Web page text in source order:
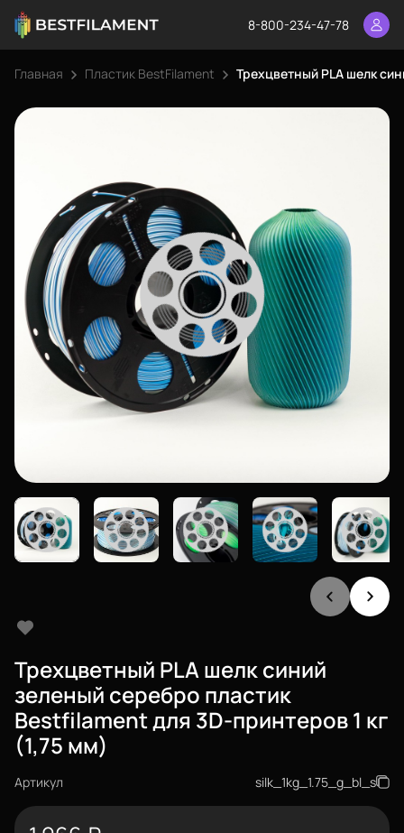
8-800-234-47-78
Главная Пластик BestFilament Трехцветный PLA шелк
Трехцветный PLA шелк синий
зеленый серебро пластик
Bestfilament для 3D-принтеров 1 кг
(1,75 мм)
Артикул silk_1kg_1.75_g_bl_s